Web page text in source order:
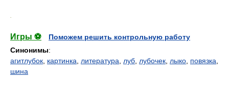
Игры ⚽
Поможем решить контрольную работу
Синонимы:
агитлубок картинка литература луб лубочек лыко повязка
шина